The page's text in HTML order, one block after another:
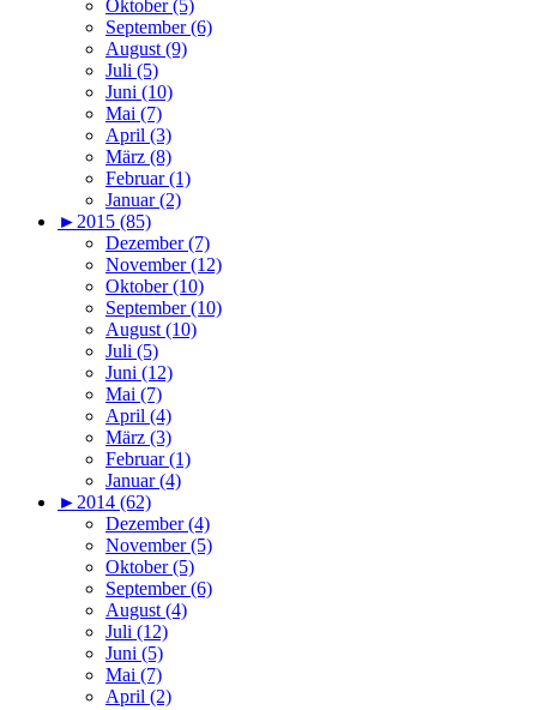
Oktober (5)
September (6)
August (9)
Juli (5)
Juni (10)
Mai (7)
April (3)
März (8)
Februar (1)
Januar (2)
► 2015 (85)
Dezember (7)
November (12)
Oktober (10)
September (10)
August (10)
Juli (5)
Juni (12)
Mai (7)
April (4)
März (3)
Februar (1)
Januar (4)
► 2014 (62)
Dezember (4)
November (5)
Oktober (5)
September (6)
August (4)
Juli (12)
Juni (5)
Mai (7)
April (2)